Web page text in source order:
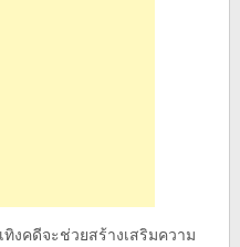
งคดีจะช่วยสร้างเสริมความ